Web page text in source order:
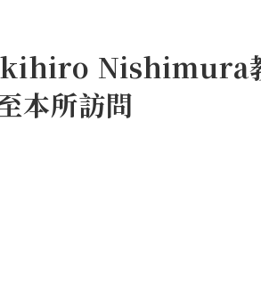
Nishimura
本所訪問